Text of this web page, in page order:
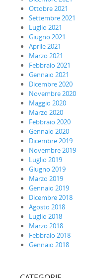
Ottobre 2021
Settembre 2021
Luglio 2021
Giugno 2021
Aprile 2021
Marzo 2021
Febbraio 2021
Gennaio 2021
Dicembre 2020
Novembre 2020
Maggio 2020
Marzo 2020
Febbraio 2020
Gennaio 2020
Dicembre 2019
Novembre 2019
Luglio 2019
Giugno 2019
Marzo 2019
Gennaio 2019
Dicembre 2018
Agosto 2018
Luglio 2018
Marzo 2018
Febbraio 2018
Gennaio 2018